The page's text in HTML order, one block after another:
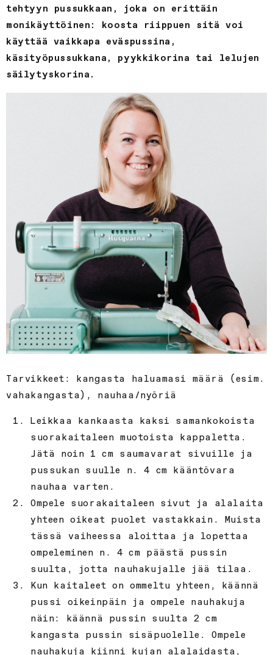
tehtyyn pussukkaan, joka on erittäin
monikäyttöinen: koosta riippuen sitä voi
käyttää vaikkapa eväspussina,
käsityöpussukkana, pyykkikorina tai lelujen
säilytyskorina.
Tarvikkeet: kangasta haluamasi määrä (esim.
vahakangasta), nauhaa/nyöriä
Leikkaa kankaasta kaksi samankokoista
suorakaitaleen muotoista kappaletta.
Jätä noin 1 cm saumavarat sivuille ja
pussukan suulle n. 4 cm kääntövara
nauhaa varten.
Ompele suorakaitaleen sivut ja alalaita
yhteen oikeat puolet vastakkain. Muista
tässä vaiheessa aloittaa ja lopettaa
ompeleminen n. 4 cm päästä pussin
suulta, jotta nauhakujalle jää tilaa.
Kun kaitaleet on ommeltu yhteen, käännä
pussi oikeinpäin ja ompele nauhakuja
näin: käännä pussin suulta 2 cm
kangasta pussin sisäpuolelle. Ompele
nauhakuja kiinni kujan alalaidasta,